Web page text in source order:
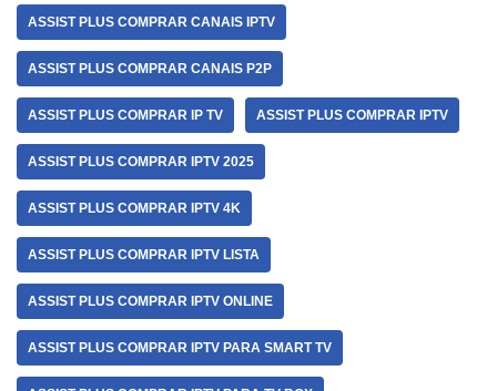
ASSIST PLUS COMPRAR CANAIS IPTV
ASSIST PLUS COMPRAR CANAIS P2P
ASSIST PLUS COMPRAR IP TV ASSIST PLUS COMPRAR IPTV
ASSIST PLUS COMPRAR IPTV 2025
ASSIST PLUS COMPRAR IPTV 4K
ASSIST PLUS COMPRAR IPTV LISTA
ASSIST PLUS COMPRAR IPTV ONLINE
ASSIST PLUS COMPRAR IPTV PARA SMART TV